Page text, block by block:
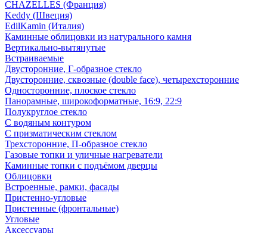
CHAZELLES (Франция)
Keddy (Швеция)
EdilKamin (Италия)
Каминные облицовки из натурального камня
Вертикально-вытянутые
Встраиваемые
Двусторонние, Г-образное стекло
Двусторонние, сквозные (double face), четырехсторонние
Односторонние, плоское стекло
Панорамные, широкоформатные, 16:9, 22:9
Полукруглое стекло
С водяным контуром
С призматическим стеклом
Трехсторонние, П-образное стекло
Газовые топки и уличные нагреватели
Каминные топки с подъёмом дверцы
Облицовки
Встроенные, рамки, фасады
Пристенно-угловые
Пристенные (фронтальные)
Угловые
Аксессуары